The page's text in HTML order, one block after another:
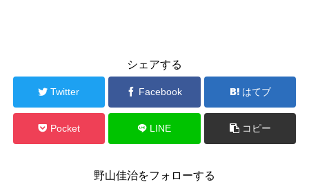
シェアする
Twitter Facebook はてブ
Pocket LINE コピー
野山佳治をフォローする